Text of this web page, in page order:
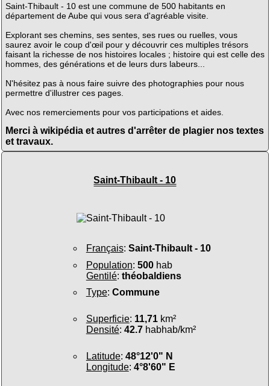
Saint-Thibault - 10 est une commune de 500 habitants en
département de Aube qui vous sera d'agréable visite.
Explorant ses chemins, ses sentes, ses rues ou ruelles, vous
saurez avoir le coup d'œil pour y découvrir ces multiples trésors
faisant la richesse de nos histoires locales ; histoire qui est celle des
hommes, des générations et de leurs durs labeurs...
N'hésitez pas à nous faire suivre des photographies pour nous
permettre d'illustrer ces pages.
Avec nos remerciements pour vos participations et aides.
Merci à wikipédia et autres d'arrêter de plagier nos textes
et travaux.
Saint-Thibault - 10
Français: Saint-Thibault - 10
Population: 500hab
Gentilé: théobaldiens
Type: Commune
Superficie: 11,71km²
Densité: 42.7habhab/km²
Latitude: 48°12'0" N
Longitude: 4°8'60" E